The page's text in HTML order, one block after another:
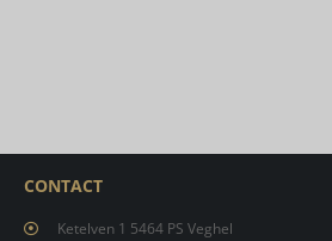
CONTACT
Ketelven 1 5464 PS Veghel